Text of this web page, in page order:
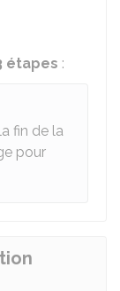
étapes :
fin de la
pour